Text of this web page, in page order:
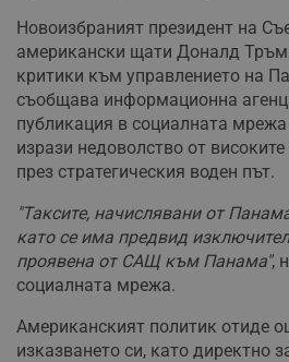
Новоизбраният президент на
американски щати Доналд
критики към управлението на
съобщава информационна
публикация в социалната
изрази недоволство от
през стратегическия воден път.
"Таксите, начислявани от
като се има предвид
проявена от САЩ към Панама",
социалната мрежа.
Американският политик отиде
изказването си, като директно